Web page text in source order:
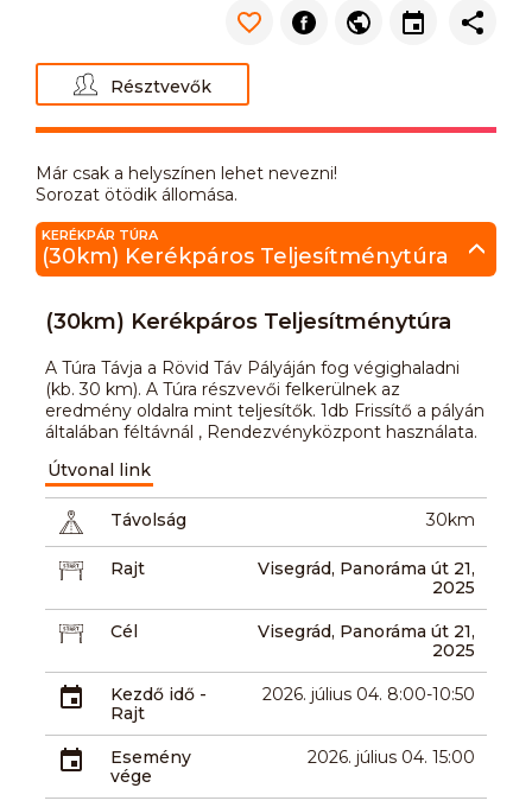
Résztvevők
Már csak a helyszínen lehet nevezni!
Sorozat ötödik állomása.
KERÉKPÁR TÚRA
(30km) Kerékpáros Teljesítménytúra
(30km) Kerékpáros Teljesítménytúra
A Túra Távja a Rövid Táv Pályáján fog végighaladni
(kb. 30 km). A Túra részvevői felkerülnek az
eredmény oldalra mint teljesítők. 1db Frissítő a pályán
általában féltávnál , Rendezvényközpont használata.
Útvonal link
Távolság 30km
Rajt
Visegrád, Panoráma út 21,
2025
Cél
Visegrád, Panoráma út 21,
2025
Kezdő idő -
Rajt
2026. július 04. 8:00-10:50
Esemény
vége
2026. július 04. 15:00